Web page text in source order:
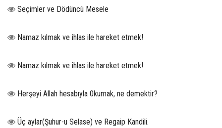
Seçimler ve Dödüncü Mesele
Namaz kılmak ve ihlas ile hareket etmek!
Namaz kılmak ve ihlas ile hareket etmek!
Herşeyi Allah hesabıyla 0kumak, ne demektir?
Üç aylar(Şuhur-u Selase) ve Regaip Kandili.